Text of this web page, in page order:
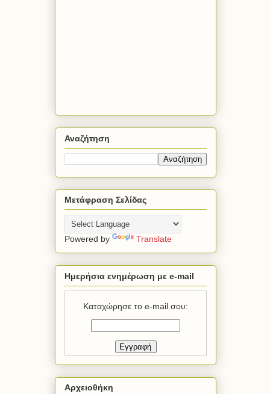
Αναζήτηση
Μετάφραση Σελίδας
Powered by Translate
Ημερήσια ενημέρωση με e-mail
Καταχώρησε το e-mail σου:
Αρχειοθήκη